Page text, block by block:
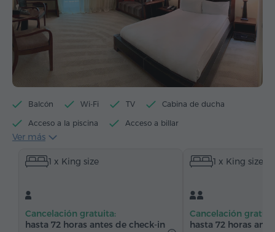
Balcón Wi-Fi TV Cabina de ducha
Acceso a la piscina Acceso a billar
Hervidor eléctrico
Allbornoz Pantuflas Secador de pelo
Sofá Alarma
Servicio despertador Canales de satélite
Ver más
1 x King size
Cancelación gratuita:
hasta 72 horas antes de check-in
1 x King size
Cancelación
hasta 72 horas